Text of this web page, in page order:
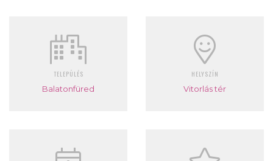
TELEPÜLÉS
Balatonfüred
HELYSZÍN
Vitorlás tér